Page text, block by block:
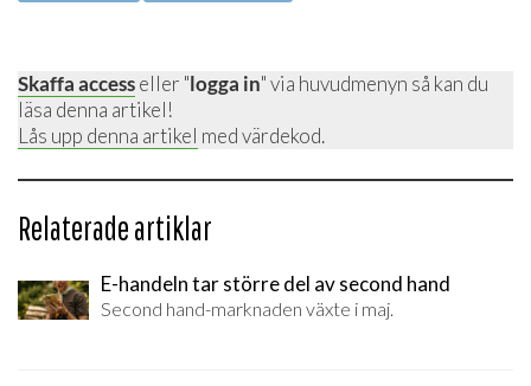
Skaffa accesseller "logga in" via huvudmenyn så kan du
läsa denna artikel!
Lås upp denna artikel med värdekod.
Relaterade artiklar
E-handeln tar större del av second hand
Second hand-marknaden växte i maj.